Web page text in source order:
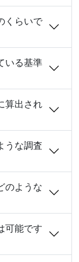
くらいで
いる基準
算出され
うな調査
のような
可能です